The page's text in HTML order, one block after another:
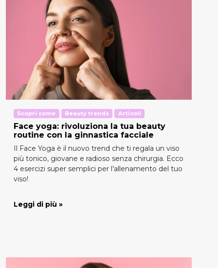
Scopri come Beauty trends Articoli
Face yoga: rivoluziona la tua beauty
routine con la ginnastica facciale
Il Face Yoga è il nuovo trend che ti regala un viso
più tonico, giovane e radioso senza chirurgia. Ecco
4 esercizi super semplici per l’allenamento del tuo
viso!
Leggi di più »